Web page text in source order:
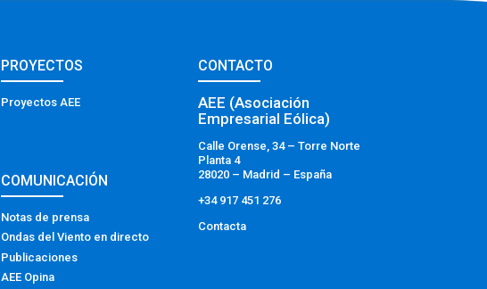
PROYECTOS
Proyectos AEE
COMUNICACIÓN
Notas de prensa
Ondas del Viento en directo
Publicaciones
AEE Opina
CONTACTO
AEE (Asociación
Empresarial Eólica)
Calle Orense, 34 – Torre Norte
Planta 4
28020 – Madrid – España
+34 917 451 276
Contacta